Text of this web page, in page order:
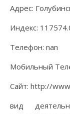
Адрес:
Индекс:
Телефон: nan
Мобильный
Сайт: http://
вид